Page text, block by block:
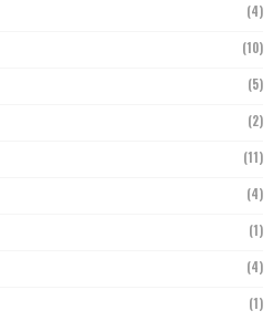
(4)
(10)
(5)
(2)
(11)
(4)
(1)
(4)
(1)